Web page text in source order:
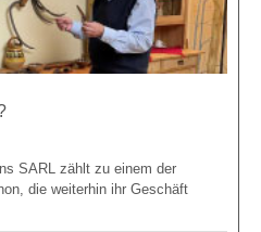
SARL zählt zu einem der
die weiterhin ihr Geschäft